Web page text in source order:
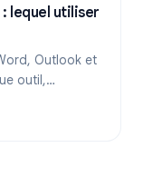
lequel utiliser
Outlook et
outil,
modernes.
lequel utiliser en